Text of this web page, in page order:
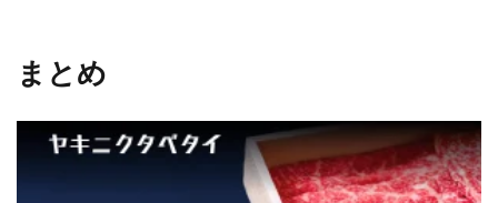
まとめ